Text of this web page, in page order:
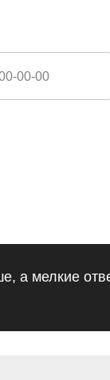
а мелкие